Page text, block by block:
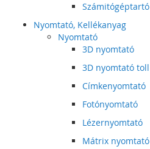
Számitógéptartó
Nyomtató, Kellékanyag
Nyomtató
3D nyomtató
3D nyomtató toll
Címkenyomtató
Fotónyomtató
Lézernyomtató
Mátrix nyomtató